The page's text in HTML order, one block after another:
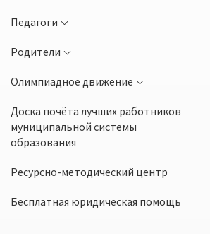
Педагоги
Родители
Олимпиадное движение
Доска почёта лучших работников
муниципальной системы
образования
Ресурсно-методический центр
Бесплатная юридическая помощь